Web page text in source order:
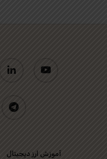
linkedin
telegram
آموزش ارز دیجیتال